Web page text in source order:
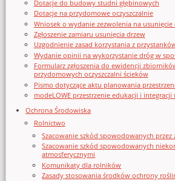
Dotacje do budowy studni głębinowych
Dotacje na przydomowe oczyszczalnie
Wniosek o wydanie zezwolenia na
Zgłoszenie zamiaru usunięcia drzew
Uzgodnienie zasad korzystania z
Wydanie opinii na wykorzystanie dróg w
Formularz zgłoszenia do ewidencji
przydomowych oczyszczalni ścieków
Pismo dotyczące aktu planowania
modeLOWE przestrzenie edukacji i
Ochrona Środowiska
Rolnictwo
Szacowanie szkód spowodowanych przez
Szacowanie szkód spowodowanych
atmosferycznymi
Komunikaty dla rolników
Zasady stosowania środków ochrony